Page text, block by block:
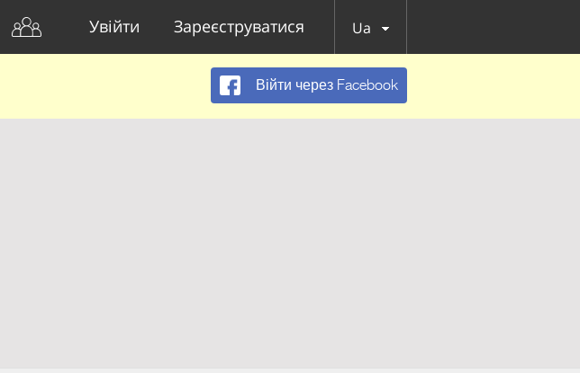
Увійти Зареєструватися Ua
Війти через Facebook